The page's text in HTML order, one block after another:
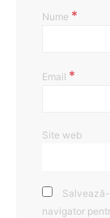
Nume *
Email *
Site web
navigator